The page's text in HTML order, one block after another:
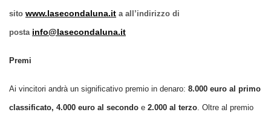
sito www.lasecondaluna.it a all’indirizzo di
posta info@lasecondaluna.it
Premi
Ai vincitori andrà un significativo premio in denaro: 8.000 euro al primo
classificato, 4.000 euro al secondo e 2.000 al terzo. Oltre al premio